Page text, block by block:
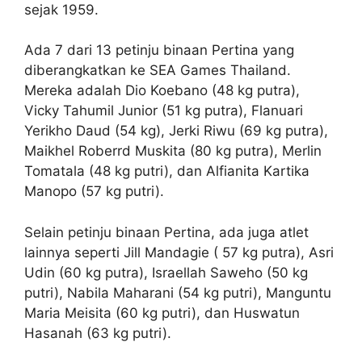
sejak 1959.
Ada 7 dari 13 petinju binaan Pertina yang
diberangkatkan ke SEA Games Thailand.
Mereka adalah Dio Koebano (48 kg putra),
Vicky Tahumil Junior (51 kg putra), Flanuari
Yerikho Daud (54 kg), Jerki Riwu (69 kg putra),
Maikhel Roberrd Muskita (80 kg putra), Merlin
Tomatala (48 kg putri), dan Alfianita Kartika
Manopo (57 kg putri).
Selain petinju binaan Pertina, ada juga atlet
lainnya seperti Jill Mandagie ( 57 kg putra), Asri
Udin (60 kg putra), Israellah Saweho (50 kg
putri), Nabila Maharani (54 kg putri), Manguntu
Maria Meisita (60 kg putri), dan Huswatun
Hasanah (63 kg putri).